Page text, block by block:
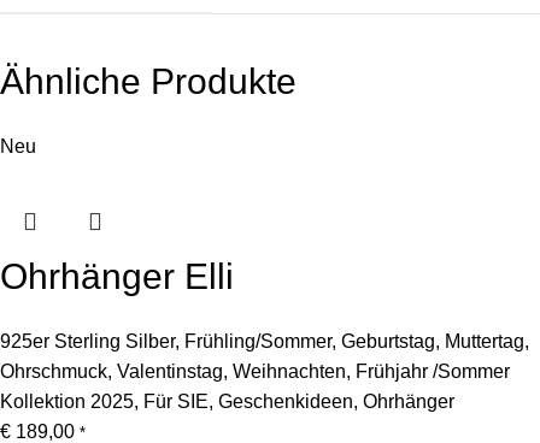
Ähnliche Produkte
Neu
Ohrhänger Elli
925er Sterling Silber, Frühling/Sommer, Geburtstag, Muttertag,
Ohrschmuck, Valentinstag, Weihnachten, Frühjahr /Sommer
Kollektion 2025, Für SIE, Geschenkideen, Ohrhänger
€ 189,00 *